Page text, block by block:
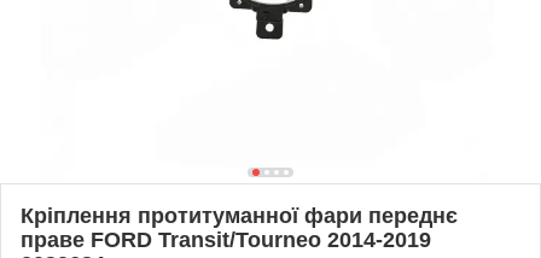
Кріплення протитуманної фари переднє
праве FORD Transit/Tourneo 2014-2019